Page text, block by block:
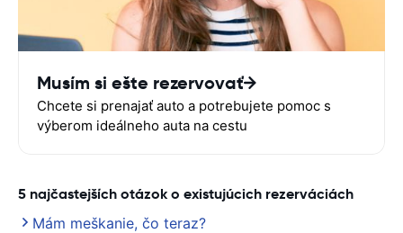
Musím si ešte rezervovať
Chcete si prenajať auto a potrebujete pomoc s
výberom ideálneho auta na cestu
5 najčastejších otázok o existujúcich rezerváciách
Mám meškanie, čo teraz?